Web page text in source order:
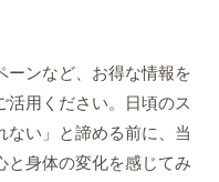
ーンなど、お得な情報を
活用ください。日頃のス
ない」と諦める前に、当
と身体の変化を感じてみ